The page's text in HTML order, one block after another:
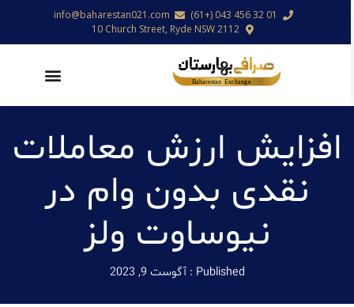
01 32 456 043 (+61)
info@baharestan021.com
10 Church Street, Ryde NSW 2112
افزایش ارزش معاملات
نقدی بدون وام در
نیوساوت ولز
Published : آگوست 9, 2023